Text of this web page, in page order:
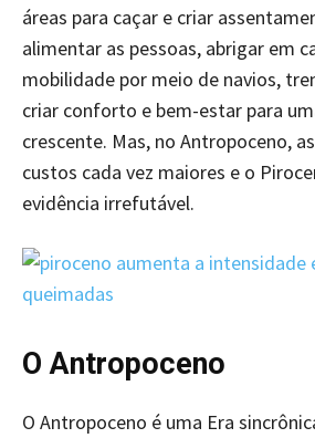
áreas para caçar e criar
alimentar as pessoas, abrigar em
mobilidade por meio de navios,
criar conforto e bem-estar para
crescente. Mas, no Antropoceno,
custos cada vez maiores e o
evidência irrefutável.
O Antropoceno
O Antropoceno é uma Era